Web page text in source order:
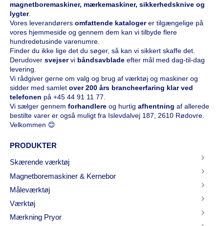
magnetboremaskiner, mærkemaskiner, sikkerhedsknive og
lygter.
Vores leverandørers omfattende katalogerer tilgængelige på
vores hjemmeside og gennem dem kan vi tilbyde flere
hundredetusinde varenumre.
Finder du ikke lige det du søger, så kan vi sikkert skaffe det.
Derudover svejservi båndsavblade efter mål med dag-til-dag
levering.
Vi rådgiver gerne om valg og brug af værktøj og maskiner og
sidder med samlet over 200 års brancheerfaring klar ved
telefonen på +45 44 91 11 77.
Vi sælger gennem forhandlere og hurtig afhentning af allerede
bestilte varer er også muligt fra Islevdalvej 187, 2610 Rødovre.
Velkommen 😊
PRODUKTER
Skærende værktøj
Magnetboremaskiner & Kernebor
Måleværktøj
Værktøj
Mærkning Pryor